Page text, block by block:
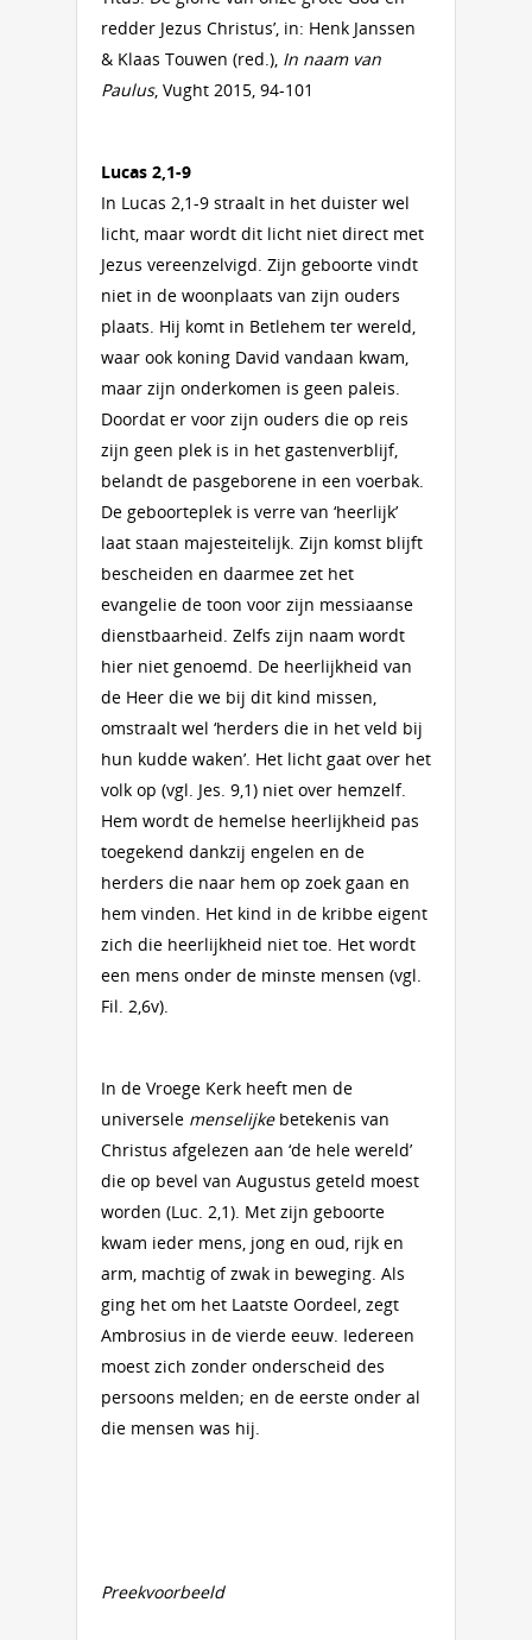
redder Jezus Christus’, in: Henk Janssen
& Klaas Touwen (red.), In naam van
Paulus, Vught 2015, 94-101
Lucas 2,1-9
In Lucas 2,1-9 straalt in het duister wel
licht, maar wordt dit licht niet direct met
Jezus vereenzelvigd. Zijn geboorte vindt
niet in de woonplaats van zijn ouders
plaats. Hij komt in Betlehem ter wereld,
waar ook koning David vandaan kwam,
maar zijn onderkomen is geen paleis.
Doordat er voor zijn ouders die op reis
zijn geen plek is in het gastenverblijf,
belandt de pasgeborene in een voerbak.
De geboorteplek is verre van ‘heerlijk’
laat staan majesteitelijk. Zijn komst blijft
bescheiden en daarmee zet het
evangelie de toon voor zijn messiaanse
dienstbaarheid. Zelfs zijn naam wordt
hier niet genoemd. De heerlijkheid van
de Heer die we bij dit kind missen,
omstraalt wel ‘herders die in het veld bij
hun kudde waken’. Het licht gaat over het
volk op (vgl. Jes. 9,1) niet over hemzelf.
Hem wordt de hemelse heerlijkheid pas
toegekend dankzij engelen en de
herders die naar hem op zoek gaan en
hem vinden. Het kind in de kribbe eigent
zich die heerlijkheid niet toe. Het wordt
een mens onder de minste mensen (vgl.
Fil. 2,6v).
In de Vroege Kerk heeft men de
universele menselijkebetekenis van
Christus afgelezen aan ‘de hele wereld’
die op bevel van Augustus geteld moest
worden (Luc. 2,1). Met zijn geboorte
kwam ieder mens, jong en oud, rijk en
arm, machtig of zwak in beweging. Als
ging het om het Laatste Oordeel, zegt
Ambrosius in de vierde eeuw. Iedereen
moest zich zonder onderscheid des
persoons melden; en de eerste onder al
die mensen was hij.
Preekvoorbeeld